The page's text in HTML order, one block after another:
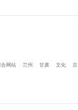
网站 兰州 甘肃 文化
京